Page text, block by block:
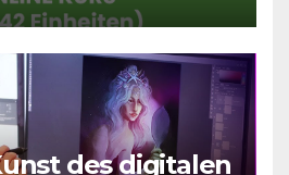
des digitalen